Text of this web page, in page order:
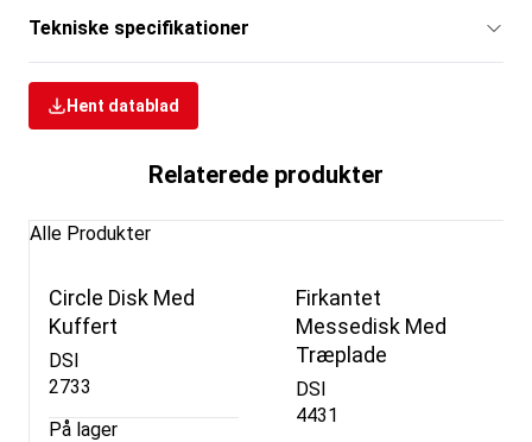
Tekniske specifikationer
Hent datablad
Relaterede produkter
Alle Produkter
Circle Disk Med
Kuffert
DSI
2733
På lager
Firkantet
Messedisk Med
Træplade
DSI
4431